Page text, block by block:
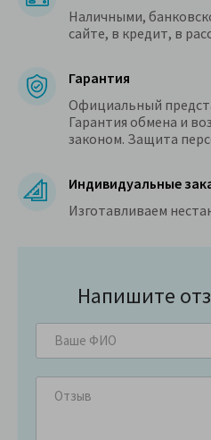
Наличными,
сайте, в кредит, в
Гарантия
Официальный
Гарантия обмена и
законом. Защита
Индивидуальные
Изготавливаем
Напишите